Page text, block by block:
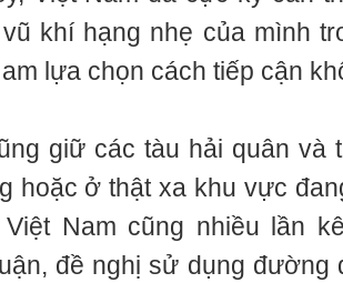
khí hạng nhẹ của mình
lựa chọn cách tiếp cận
giữ các tàu hải quân và
hoặc ở thật xa khu vực
Nam cũng nhiều lần
đề nghị sử dụng đường